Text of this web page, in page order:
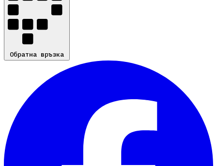
Обратна връзка
Обратна връзка